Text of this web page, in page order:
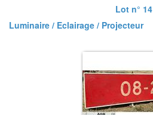
Lot n° 14
Luminaire / Eclairage / Projecteur